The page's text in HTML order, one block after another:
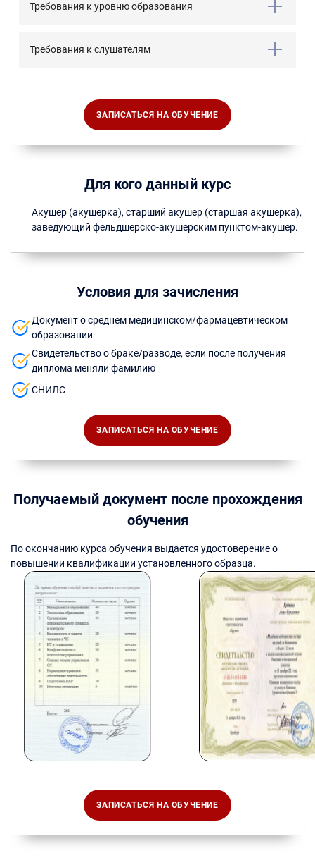
Требования к уровню образования
Требования к слушателям
ЗАПИСАТЬСЯ НА ОБУЧЕНИЕ
Для кого данный курс
Акушер (акушерка), старший акушер (старшая акушерка),
заведующий фельдшерско-акушерским пунктом-акушер.
Условия для зачисления
Документ о среднем медицинском/фармацевтическом
образовании
Свидетельство о браке/разводе, если после получения
диплома меняли фамилию
СНИЛС
ЗАПИСАТЬСЯ НА ОБУЧЕНИЕ
Получаемый документ после прохождения
обучения
По окончанию курса обучения выдается удостоверение о
повышении квалификации установленного образца.
ЗАПИСАТЬСЯ НА ОБУЧЕНИЕ